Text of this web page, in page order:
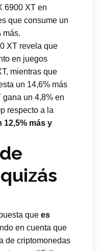
6900 XT en
que consume un
más.
XT revela que
en juegos
mientras que
un 14,6% más
un 4,8% en
respecto a la
12,5% más y
que es
en cuenta que
de criptomonedas